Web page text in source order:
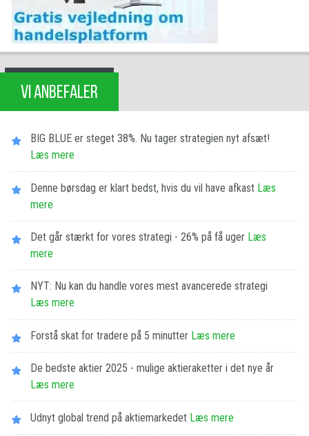
VI ANBEFALER
BIG BLUE er steget 38%. Nu tager strategien nyt afsæt!
Læs mere
Denne børsdag er klart bedst, hvis du vil have afkast Læs
mere
Det går stærkt for vores strategi - 26% på få uger Læs
mere
NYT: Nu kan du handle vores mest avancerede strategi
Læs mere
Forstå skat for tradere på 5 minutter Læs mere
De bedste aktier 2025 - mulige aktieraketter i det nye år
Læs mere
Udnyt global trend på aktiemarkedet Læs mere